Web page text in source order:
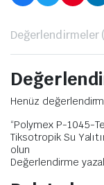
Değerlendirmeler
Henüz
“Polymex P-1045-
Tiksotropik Su
olun
Değerlendirme